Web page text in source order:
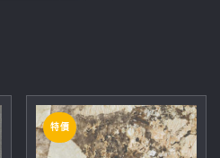
特價